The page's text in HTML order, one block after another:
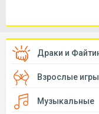
Драки и
Взрослые
Музыкальные